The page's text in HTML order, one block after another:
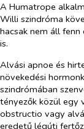
A Humatrope
Willi szindróma
hacsak nem áll
is.
Alvási apnoe és
növekedési
szindrómában
tényezők közül egy
obstructio vagy
eredetű légúti